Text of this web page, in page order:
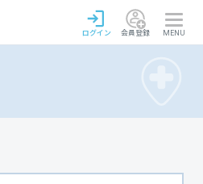
ログイン 会員登録 MENU